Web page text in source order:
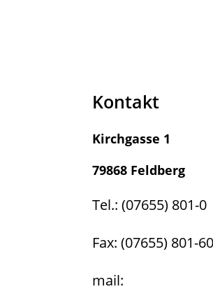
Kontakt
Kirchgasse 1
79868 Feldberg
Tel.: (07655) 801-0
Fax: (07655) 801-
mail: